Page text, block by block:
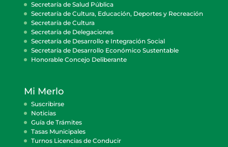
Secretaría de Salud Pública
Secretaría de Cultura, Educación, Deportes y Recreación
Secretaría de Cultura
Secretaría de Delegaciones
Secretaría de Desarrollo e Integración Social
Secretaría de Desarrollo Económico Sustentable
Honorable Concejo Deliberante
Mi Merlo
Suscribirse
Noticias
Guía de Trámites
Tasas Municipales
Turnos Licencias de Conducir